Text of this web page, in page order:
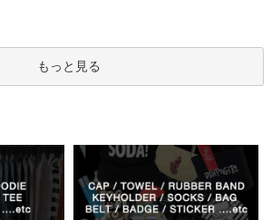
もっと見る